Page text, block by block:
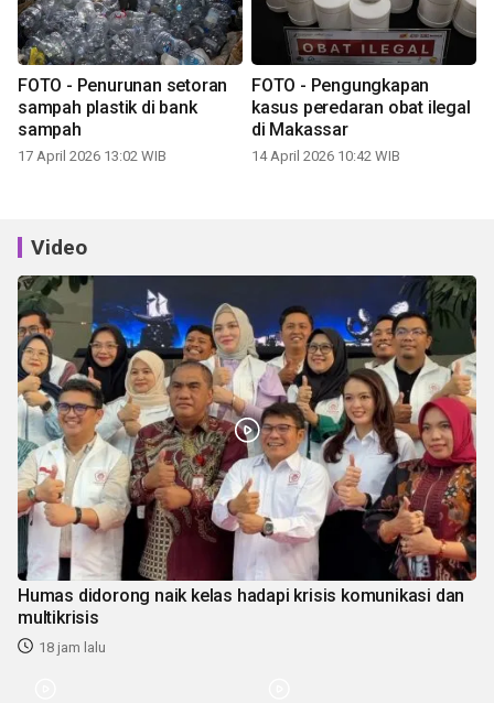
FOTO - Penurunan setoran
sampah plastik di bank
sampah
17 April 2026 13:02 WIB
FOTO - Pengungkapan
kasus peredaran obat ilegal
di Makassar
14 April 2026 10:42 WIB
Video
Humas didorong naik kelas hadapi krisis komunikasi dan
multikrisis
18 jam lalu